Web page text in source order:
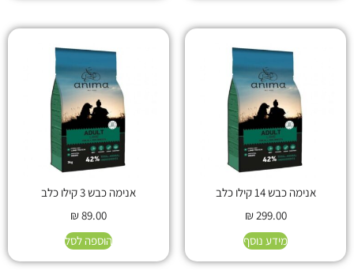
אנימה כבש 14 קילו כלב
₪299.00
מידע נוסף
אנימה כבש 3 קילו כלב
₪89.00
הוספה לסל